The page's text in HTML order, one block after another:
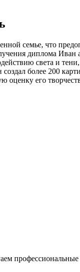
семье, что
диплома Иван
света и
более 200
оценку его